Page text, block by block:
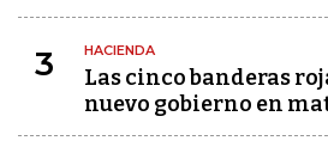
3 HACIENDA
Las cinco banderas
nuevo gobierno en